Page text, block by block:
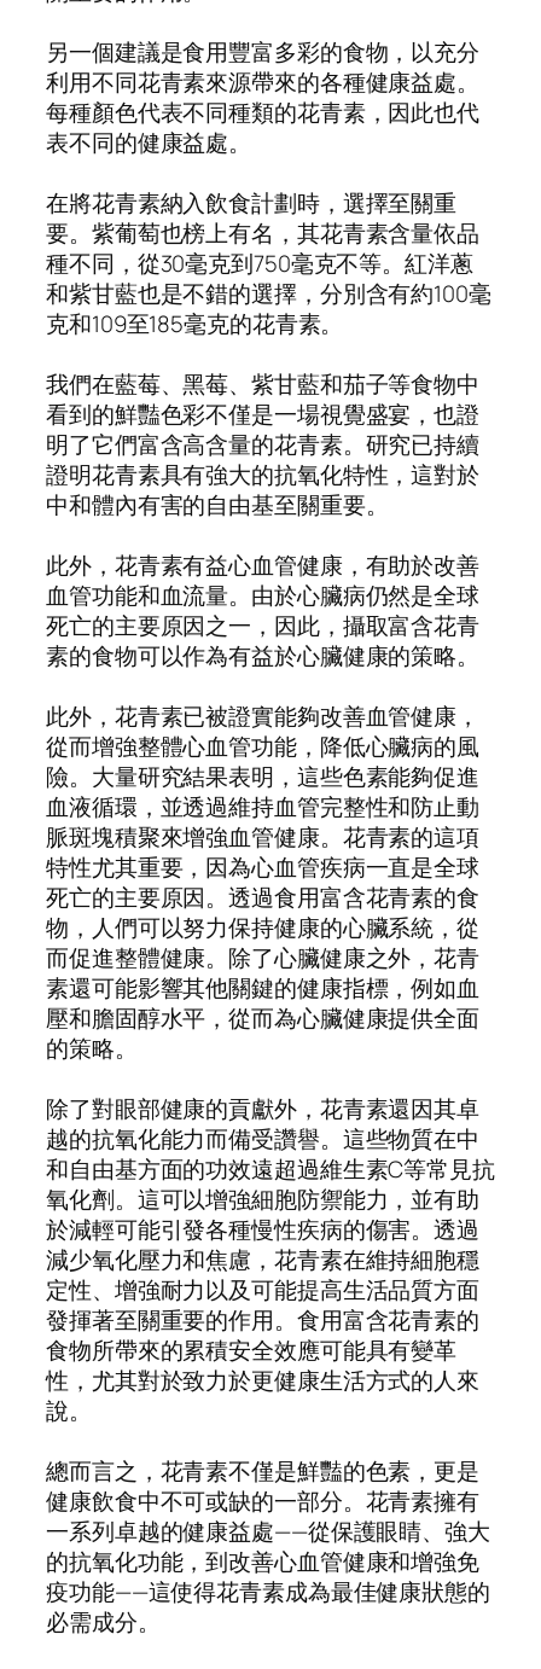
另一個建議是食用豐富多彩的食物，以充分
利用不同花青素來源帶來的各種健康益處。
每種顏色代表不同種類的花青素，因此也代
表不同的健康益處。
在將花青素納入飲食計劃時，選擇至關重
要。紫葡萄也榜上有名，其花青素含量依品
種不同，從30毫克到750毫克不等。紅洋蔥
和紫甘藍也是不錯的選擇，分別含有約100毫
克和109至185毫克的花青素。
我們在藍莓、黑莓、紫甘藍和茄子等食物中
看到的鮮豔色彩不僅是一場視覺盛宴，也證
明了它們富含高含量的花青素。研究已持續
證明花青素具有強大的抗氧化特性，這對於
中和體內有害的自由基至關重要。
此外，花青素有益心血管健康，有助於改善
血管功能和血流量。由於心臟病仍然是全球
死亡的主要原因之一，因此，攝取富含花青
素的食物可以作為有益於心臟健康的策略。
此外，花青素已被證實能夠改善血管健康，
從而增強整體心血管功能，降低心臟病的風
險。大量研究結果表明，這些色素能夠促進
血液循環，並透過維持血管完整性和防止動
脈斑塊積聚來增強血管健康。花青素的這項
特性尤其重要，因為心血管疾病一直是全球
死亡的主要原因。透過食用富含花青素的食
物，人們可以努力保持健康的心臟系統，從
而促進整體健康。除了心臟健康之外，花青
素還可能影響其他關鍵的健康指標，例如血
壓和膽固醇水平，從而為心臟健康提供全面
的策略。
除了對眼部健康的貢獻外，花青素還因其卓
越的抗氧化能力而備受讚譽。這些物質在中
和自由基方面的功效遠超過維生素C等常見抗
氧化劑。這可以增強細胞防禦能力，並有助
於減輕可能引發各種慢性疾病的傷害。透過
減少氧化壓力和焦慮，花青素在維持細胞穩
定性、增強耐力以及可能提高生活品質方面
發揮著至關重要的作用。食用富含花青素的
食物所帶來的累積安全效應可能具有變革
性，尤其對於致力於更健康生活方式的人來
說。
總而言之，花青素不僅是鮮豔的色素，更是
健康飲食中不可或缺的一部分。花青素擁有
一系列卓越的健康益處——從保護眼睛、強大
的抗氧化功能，到改善心血管健康和增強免
疫功能——這使得花青素成為最佳健康狀態的
必需成分。